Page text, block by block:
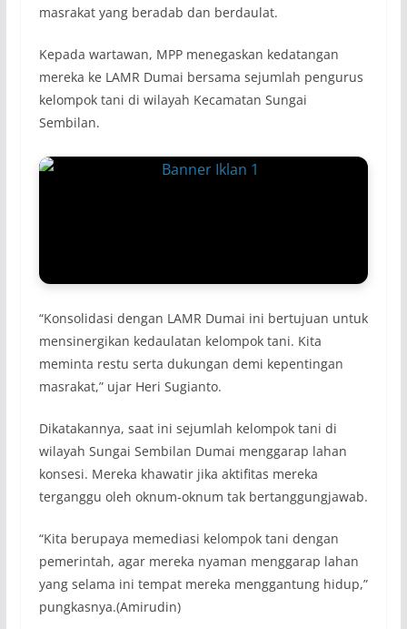
masrakat yang beradab dan berdaulat.
Kepada wartawan, MPP menegaskan kedatangan
mereka ke LAMR Dumai bersama sejumlah pengurus
kelompok tani di wilayah Kecamatan Sungai
Sembilan.
“Konsolidasi dengan LAMR Dumai ini bertujuan untuk
mensinergikan kedaulatan kelompok tani. Kita
meminta restu serta dukungan demi kepentingan
masrakat,” ujar Heri Sugianto.
Dikatakannya, saat ini sejumlah kelompok tani di
wilayah Sungai Sembilan Dumai menggarap lahan
konsesi. Mereka khawatir jika aktifitas mereka
terganggu oleh oknum-oknum tak bertanggungjawab.
“Kita berupaya memediasi kelompok tani dengan
pemerintah, agar mereka nyaman menggarap lahan
yang selama ini tempat mereka menggantung hidup,”
pungkasnya.(Amirudin)